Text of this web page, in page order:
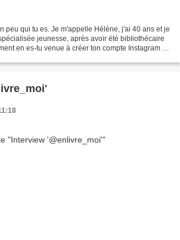
peu qui tu es. Je m'appelle Hélène, j'ai 40 ans et je
jeunesse, après avoir été bibliothécaire
en es-tu venue à créer ton compte Instagram ?